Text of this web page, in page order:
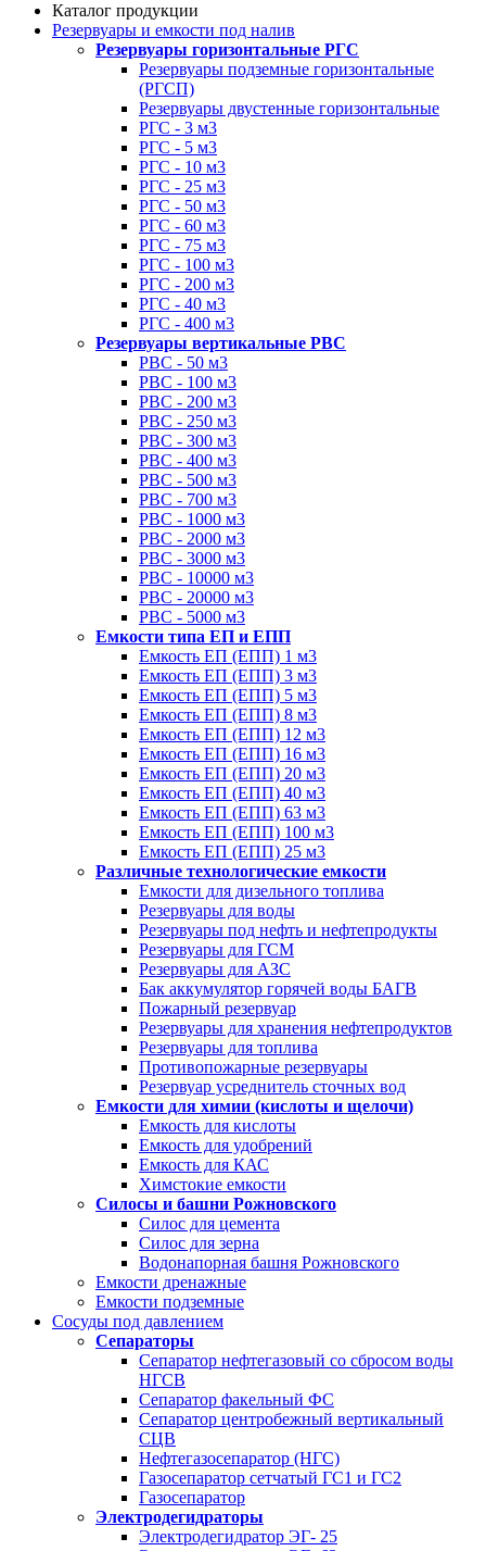
Каталог продукции
Резервуары и емкости под налив
Резервуары горизонтальные РГС
Резервуары подземные горизонтальные
(РГСП)
Резервуары двустенные горизонтальные
РГС - 3 м3
РГС - 5 м3
РГС - 10 м3
РГС - 25 м3
РГС - 50 м3
РГС - 60 м3
РГС - 75 м3
РГС - 100 м3
РГС - 200 м3
РГС - 40 м3
РГС - 400 м3
Резервуары вертикальные РВС
РВС - 50 м3
РВС - 100 м3
РВС - 200 м3
РВС - 250 м3
РВС - 300 м3
РВС - 400 м3
РВС - 500 м3
РВС - 700 м3
РВС - 1000 м3
РВС - 2000 м3
РВС - 3000 м3
РВС - 10000 м3
РВС - 20000 м3
РВС - 5000 м3
Емкости типа ЕП и ЕПП
Емкость ЕП (ЕПП) 1 м3
Емкость ЕП (ЕПП) 3 м3
Емкость ЕП (ЕПП) 5 м3
Емкость ЕП (ЕПП) 8 м3
Емкость ЕП (ЕПП) 12 м3
Емкость ЕП (ЕПП) 16 м3
Емкость ЕП (ЕПП) 20 м3
Емкость ЕП (ЕПП) 40 м3
Емкость ЕП (ЕПП) 63 м3
Емкость ЕП (ЕПП) 100 м3
Емкость ЕП (ЕПП) 25 м3
Различные технологические емкости
Емкости для дизельного топлива
Резервуары для воды
Резервуары под нефть и нефтепродукты
Резервуары для ГСМ
Резервуары для АЗС
Бак аккумулятор горячей воды БАГВ
Пожарный резервуар
Резервуары для хранения нефтепродуктов
Резервуары для топлива
Противопожарные резервуары
Резервуар усреднитель сточных вод
Емкости для химии (кислоты и щелочи)
Емкость для кислоты
Емкость для удобрений
Емкость для КАС
Химстокие емкости
Силосы и башни Рожновского
Силос для цемента
Силос для зерна
Водонапорная башня Рожновского
Емкости дренажные
Емкости подземные
Сосуды под давлением
Сепараторы
Сепаратор нефтегазовый со сбросом воды
НГСВ
Сепаратор факельный ФС
Сепаратор центробежный вертикальный
СЦВ
Нефтегазосепаратор (НГС)
Газосепаратор сетчатый ГС1 и ГС2
Газосепаратор
Электродегидраторы
Электродегидратор ЭГ- 25